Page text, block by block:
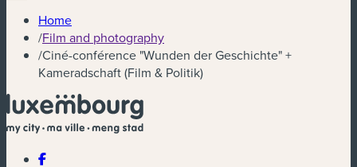
Home
/Film and photography
/Ciné-conférence "Wunden der Geschichte" +
Kameradschaft (Film & Politik)